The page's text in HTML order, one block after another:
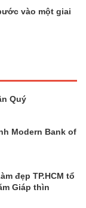
vào một giai
Quý
Modern Bank of
đẹp TP.HCM tổ
Giáp thìn